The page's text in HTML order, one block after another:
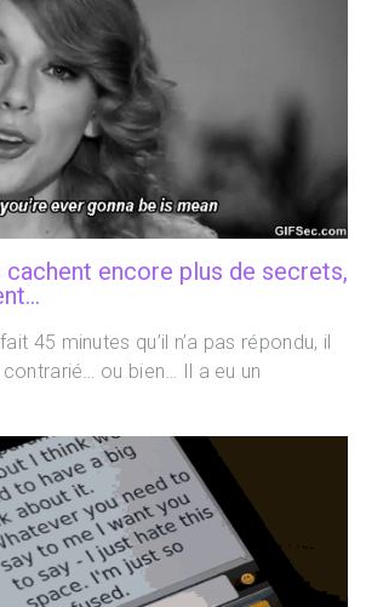
encore plus de secrets,
45 minutes qu’il n’a pas répondu, il
ou bien… Il a eu un